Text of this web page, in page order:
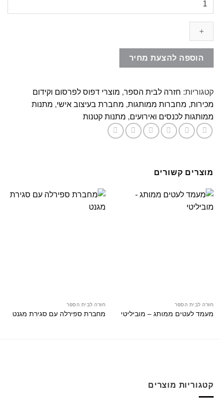
מחברת
ספירלה
הוספה להצעת מחיר
קטגוריות: חזרה לבית הספר, מוצרי דפוס לפרסום וקידום
מכירות, מחברות ממותגות, מחברת בעיצוב אישי, מתנות
ממותגות לכנסים ואירועים, מתנות קטנות
מוצרים קשורים
חזרה לבית הספר
מעמד לעטים ממותג – מוביליטי
חזרה לבית הספר
מחברת ספירלה עם סגירת מגנט
קטגוריות מוצרים